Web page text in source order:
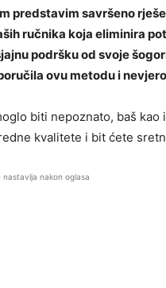
predstavim savršeno
ručnika koja eliminira
podršku od svoje
ovu metodu i
biti nepoznato, baš
kvalitete i bit ćete
nastavlja nakon oglasa